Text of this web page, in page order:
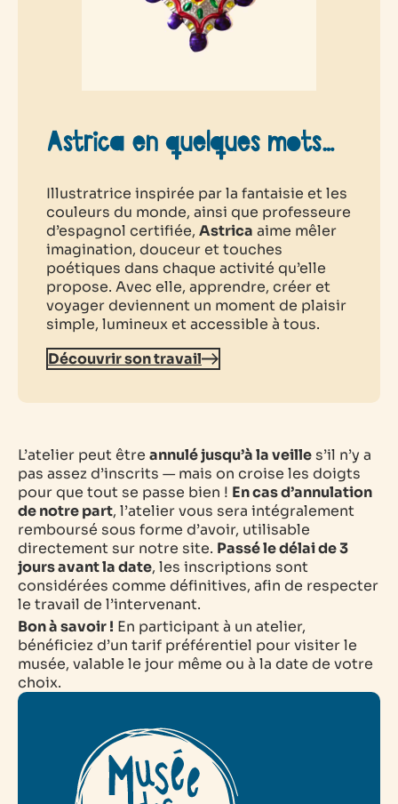
Astrica en quelques mots…
Illustratrice inspirée par la fantaisie et les
couleurs du monde, ainsi que professeure
d’espagnol certifiée, Astrica aime mêler
imagination, douceur et touches
poétiques dans chaque activité qu’elle
propose. Avec elle, apprendre, créer et
voyager deviennent un moment de plaisir
simple, lumineux et accessible à tous.
Découvrir son travail
L’atelier peut être annulé jusqu’à la veille s’il n’y a
pas assez d’inscrits — mais on croise les doigts
pour que tout se passe bien ! En cas d’annulation
de notre part, l’atelier vous sera intégralement
remboursé sous forme d’avoir, utilisable
directement sur notre site. Passé le délai de 3
jours avant la date, les inscriptions sont
considérées comme définitives, afin de respecter
le travail de l’intervenant.
Bon à savoir ! En participant à un atelier,
bénéficiez d’un tarif préférentiel pour visiter le
musée, valable le jour même ou à la date de votre
choix.